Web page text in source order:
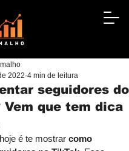
seguidores do
Vem que tem dica
2022 4 min de leitura
é te mostrar como